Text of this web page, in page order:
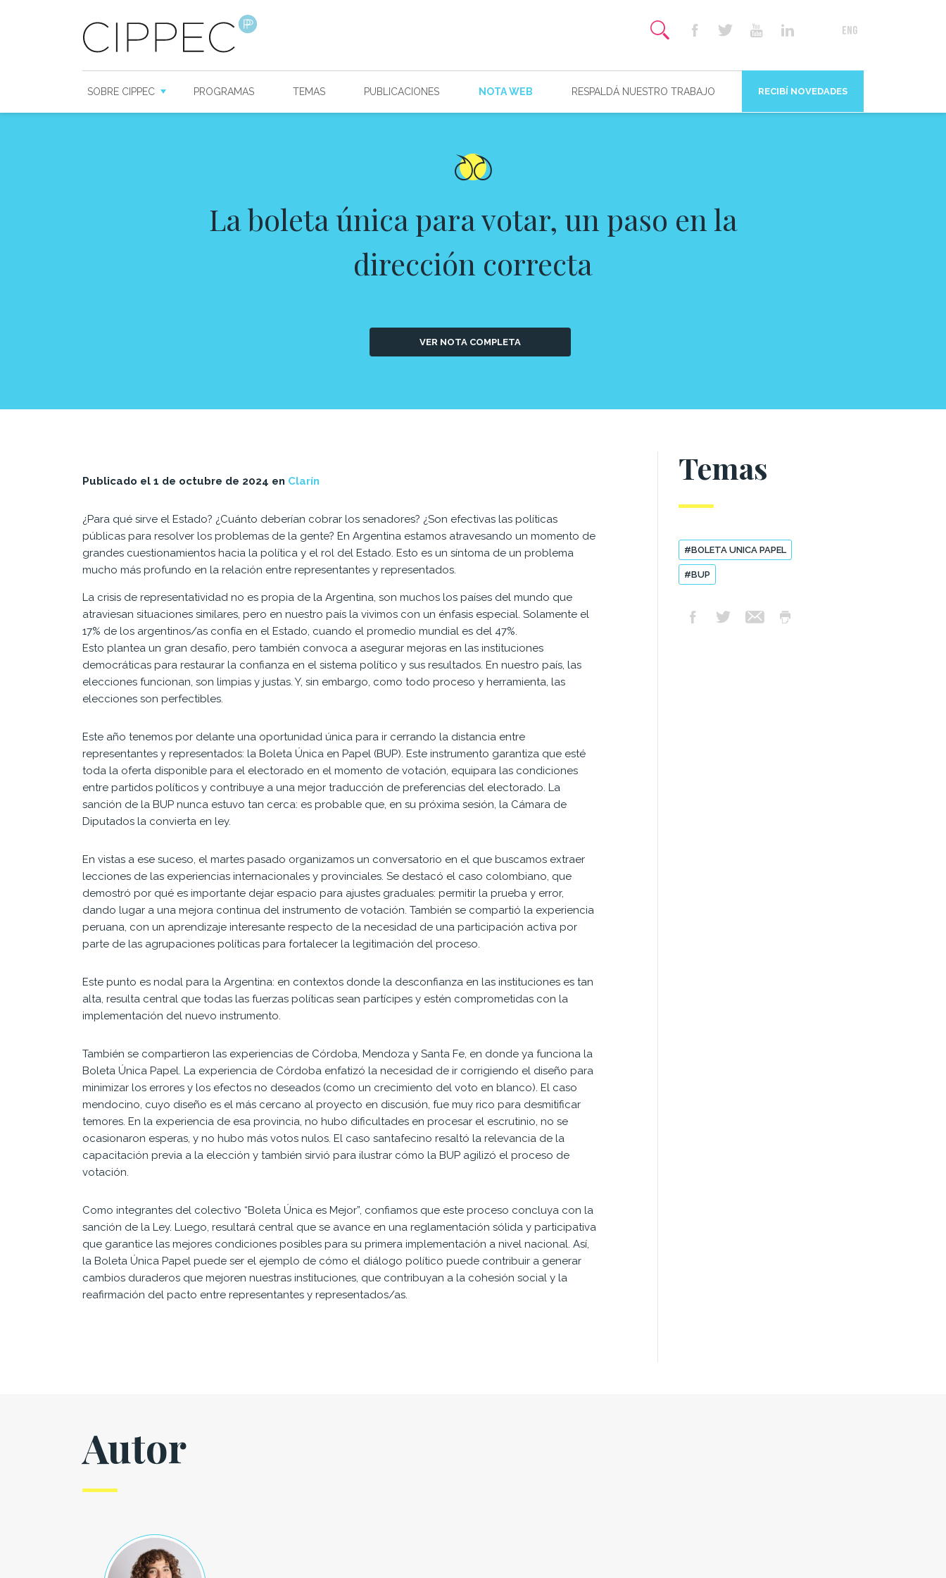
SOBRE CIPPEC PROGRAMAS TEMAS PUBLICACIONES NOTA WEB RESPALDÁ NUESTRO TRABAJO RECIBÍ NOVEDADES
La boleta única para votar, un paso en la
dirección correcta
VER NOTA COMPLETA
Publicado el 1 de octubre de 2024 en Clarín
¿Para qué sirve el Estado? ¿Cuánto deberían cobrar los senadores? ¿Son efectivas las políticas
públicas para resolver los problemas de la gente? En Argentina estamos atravesando un momento de
grandes cuestionamientos hacia la política y el rol del Estado. Esto es un síntoma de un problema
mucho más profundo en la relación entre representantes y representados.
La crisis de representatividad no es propia de la Argentina, son muchos los países del mundo que
atraviesan situaciones similares, pero en nuestro país la vivimos con un énfasis especial. Solamente el
17% de los argentinos/as confía en el Estado, cuando el promedio mundial es del 47%.
Esto plantea un gran desafío, pero también convoca a asegurar mejoras en las instituciones
democráticas para restaurar la confianza en el sistema político y sus resultados. En nuestro país, las
elecciones funcionan, son limpias y justas. Y, sin embargo, como todo proceso y herramienta, las
elecciones son perfectibles.
Este año tenemos por delante una oportunidad única para ir cerrando la distancia entre
representantes y representados: la Boleta Única en Papel (BUP). Este instrumento garantiza que esté
toda la oferta disponible para el electorado en el momento de votación, equipara las condiciones
entre partidos políticos y contribuye a una mejor traducción de preferencias del electorado. La
sanción de la BUP nunca estuvo tan cerca: es probable que, en su próxima sesión, la Cámara de
Diputados la convierta en ley.
En vistas a ese suceso, el martes pasado organizamos un conversatorio en el que buscamos extraer
lecciones de las experiencias internacionales y provinciales. Se destacó el caso colombiano, que
demostró por qué es importante dejar espacio para ajustes graduales: permitir la prueba y error,
dando lugar a una mejora continua del instrumento de votación. También se compartió la experiencia
peruana, con un aprendizaje interesante respecto de la necesidad de una participación activa por
parte de las agrupaciones políticas para fortalecer la legitimación del proceso.
Este punto es nodal para la Argentina: en contextos donde la desconfianza en las instituciones es tan
alta, resulta central que todas las fuerzas políticas sean partícipes y estén comprometidas con la
implementación del nuevo instrumento.
También se compartieron las experiencias de Córdoba, Mendoza y Santa Fe, en donde ya funciona la
Boleta Única Papel. La experiencia de Córdoba enfatizó la necesidad de ir corrigiendo el diseño para
minimizar los errores y los efectos no deseados (como un crecimiento del voto en blanco). El caso
mendocino, cuyo diseño es el más cercano al proyecto en discusión, fue muy rico para desmitificar
temores. En la experiencia de esa provincia, no hubo dificultades en procesar el escrutinio, no se
ocasionaron esperas, y no hubo más votos nulos. El caso santafecino resaltó la relevancia de la
capacitación previa a la elección y también sirvió para ilustrar cómo la BUP agilizó el proceso de
votación.
Como integrantes del colectivo “Boleta Única es Mejor”, confiamos que este proceso concluya con la
sanción de la Ley. Luego, resultará central que se avance en una reglamentación sólida y participativa
que garantice las mejores condiciones posibles para su primera implementación a nivel nacional. Así,
la Boleta Única Papel puede ser el ejemplo de cómo el diálogo político puede contribuir a generar
cambios duraderos que mejoren nuestras instituciones, que contribuyan a la cohesión social y la
reafirmación del pacto entre representantes y representados/as.
Temas
#BOLETA UNICA PAPEL
#BUP
Autor